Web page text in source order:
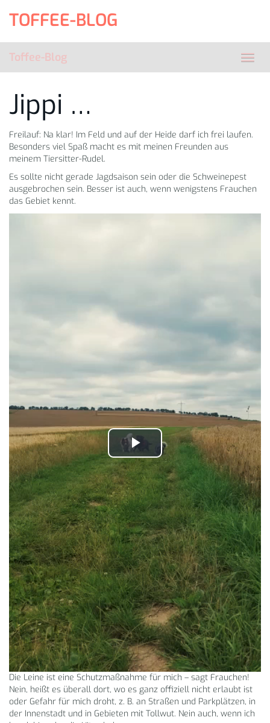
main
content
TOFFEE-BLOG
Toffee-Blog
Jippi …
Freilauf: Na klar! Im Feld und auf der Heide darf ich frei laufen.
Besonders viel Spaß macht es mit meinen Freunden aus
meinem Tiersitter-Rudel.
Es sollte nicht gerade Jagdsaison sein oder die Schweinepest
ausgebrochen sein. Besser ist auch, wenn wenigstens Frauchen
das Gebiet kennt.
Play
Video
Die Leine ist eine Schutzmaßnahme für mich – sagt Frauchen!
Nein, heißt es überall dort, wo es ganz offiziell nicht erlaubt ist
oder Gefahr für mich droht, z. B. an Straßen und Parkplätzen, in
der Innenstadt und in Gebieten mit Tollwut. Nein auch, wenn ich